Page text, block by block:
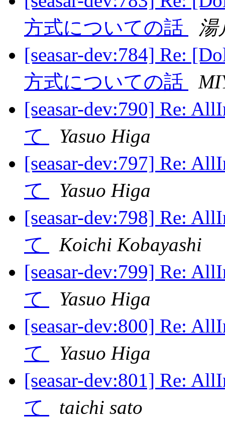
方式についての話
湯
[seasar-dev:784] Re:
方式についての話
[seasar-dev:790] Re:
て
Yasuo Higa
[seasar-dev:797] Re:
て
Yasuo Higa
[seasar-dev:798] Re:
て
Koichi Kobayashi
[seasar-dev:799] Re:
て
Yasuo Higa
[seasar-dev:800] Re:
て
Yasuo Higa
[seasar-dev:801] Re:
て
taichi sato